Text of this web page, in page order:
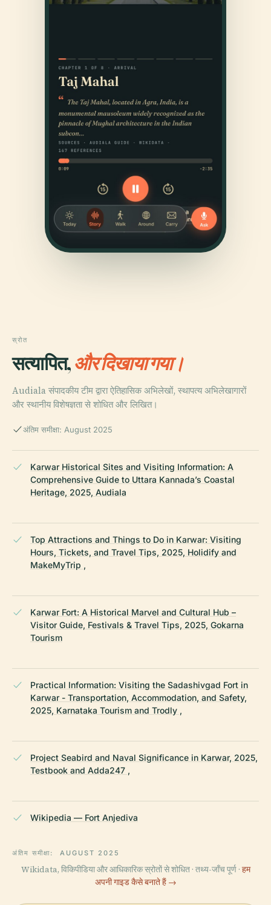
स्रोत
सत्यापित,और दिखाया गया।
Audiala संपादकीय टीम द्वारा ऐतिहासिक अभिलेखों, स्थापत्य अभिलेखागारों
और स्थानीय विशेषज्ञता से शोधित और लिखित।
अंतिम समीक्षा: August 2025
Karwar Historical Sites and Visiting Information: A
Comprehensive Guide to Uttara Kannada’s Coastal
Heritage, 2025, Audiala
Top Attractions and Things to Do in Karwar: Visiting
Hours, Tickets, and Travel Tips, 2025, Holidify and
MakeMyTrip ,
Karwar Fort: A Historical Marvel and Cultural Hub –
Visitor Guide, Festivals & Travel Tips, 2025, Gokarna
Tourism
Practical Information: Visiting the Sadashivgad Fort in
Karwar - Transportation, Accommodation, and Safety,
2025, Karnataka Tourism and Trodly ,
Project Seabird and Naval Significance in Karwar, 2025,
Testbook and Adda247 ,
Wikipedia — Fort Anjediva
अंतिम समीक्षा: AUGUST 2025
Wikidata, विकिपीडिया और आधिकारिक स्रोतों से शोधित · तथ्य-जाँच पूर्ण · हम
अपनी गाइड कैसे बनाते हैं →